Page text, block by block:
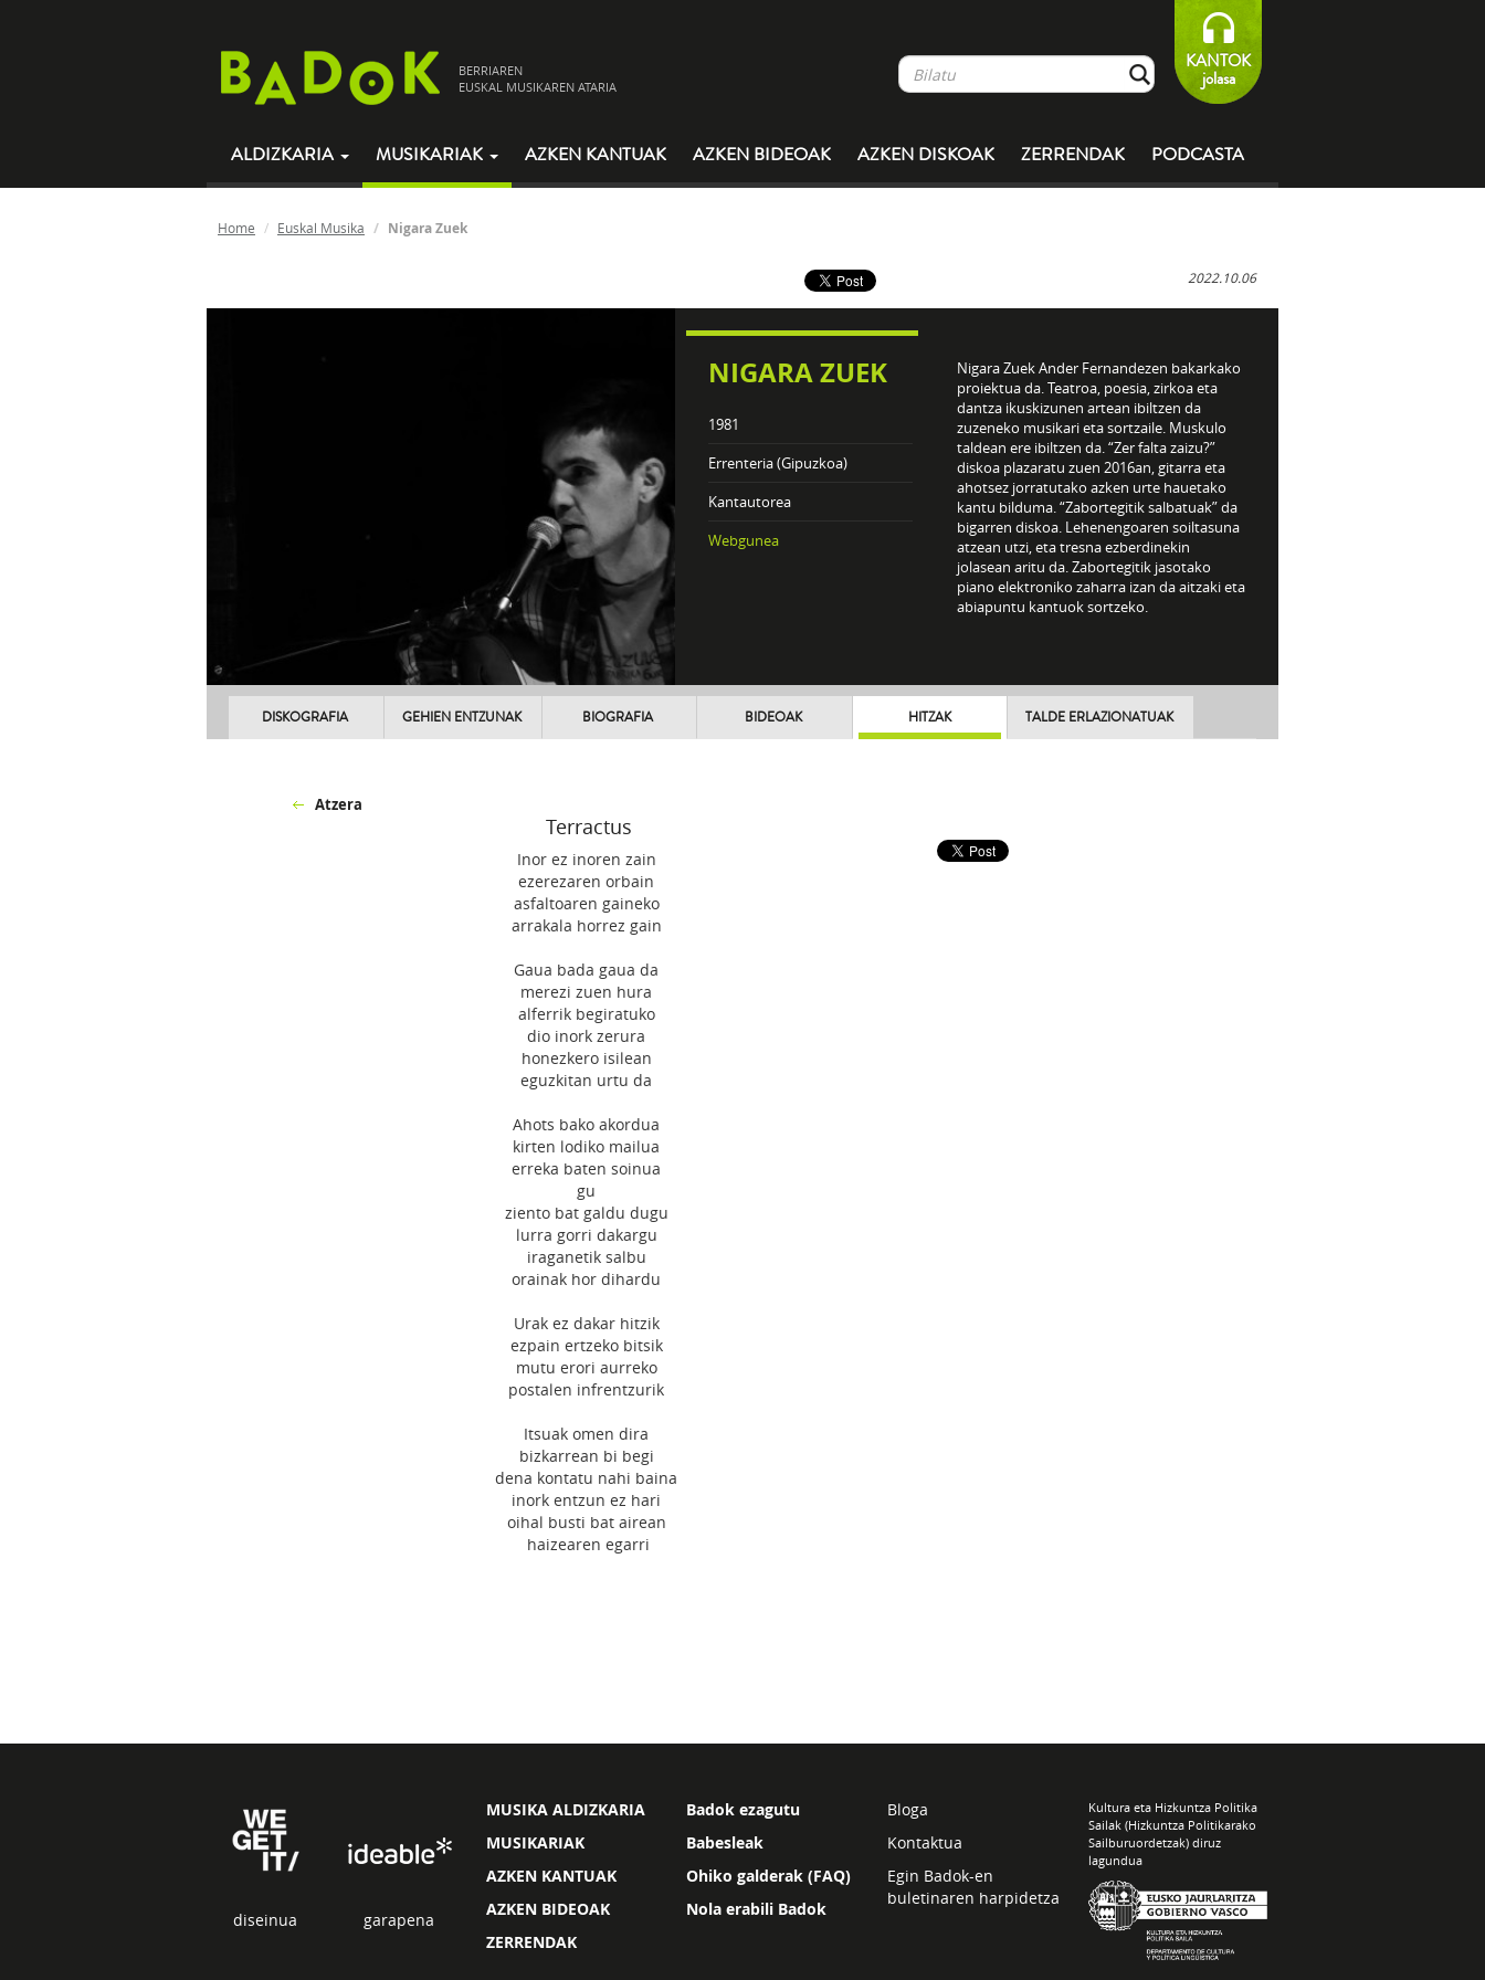
BERRIAREN
EUSKAL MUSIKAREN ATARIA
KANTOK
jolasa
ALDIZKARIA MUSIKARIAK AZKEN KANTUAK AZKEN BIDEOAK AZKEN DISKOAK ZERRENDAK PODCASTA
Home Euskal Musika Nigara Zuek
2022.10.06
NIGARA ZUEK
1981
Errenteria (Gipuzkoa)
Kantautorea
Webgunea
Nigara Zuek Ander Fernandezen bakarkako
proiektua da. Teatroa, poesia, zirkoa eta
dantza ikuskizunen artean ibiltzen da
zuzeneko musikari eta sortzaile. Muskulo
taldean ere ibiltzen da. “Zer falta zaizu?”
diskoa plazaratu zuen 2016an, gitarra eta
ahotsez jorratutako azken urte hauetako
kantu bilduma. “Zabortegitik salbatuak” da
bigarren diskoa. Lehenengoaren soiltasuna
atzean utzi, eta tresna ezberdinekin
jolasean aritu da. Zabortegitik jasotako
piano elektroniko zaharra izan da aitzaki eta
abiapuntu kantuok sortzeko.
DISKOGRAFIA GEHIEN ENTZUNAK BIOGRAFIA BIDEOAK HITZAK TALDE ERLAZIONATUAK
Atzera
Terractus
Inor ez inoren zain
ezerezaren orbain
asfaltoaren gaineko
arrakala horrez gain
Gaua bada gaua da
merezi zuen hura
alferrik begiratuko
dio inork zerura
honezkero isilean
eguzkitan urtu da
Ahots bako akordua
kirten lodiko mailua
erreka baten soinua
gu
ziento bat galdu dugu
lurra gorri dakargu
iraganetik salbu
orainak hor dihardu
Urak ez dakar hitzik
ezpain ertzeko bitsik
mutu erori aurreko
postalen infrentzurik
Itsuak omen dira
bizkarrean bi begi
dena kontatu nahi baina
inork entzun ez hari
oihal busti bat airean
haizearen egarri
diseinua garapena
MUSIKA ALDIZKARIA
MUSIKARIAK
AZKEN KANTUAK
AZKEN BIDEOAK
ZERRENDAK
Badok ezagutu
Babesleak
Ohiko galderak (FAQ)
Nola erabili Badok
Bloga
Kontaktua
Egin Badok-en
buletinaren harpidetza
Kultura eta Hizkuntza Politika
Sailak (Hizkuntza Politikarako
Sailburuordetzak) diruz
lagundua